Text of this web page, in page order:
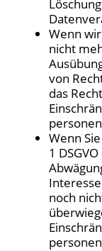
Wenn
nicht
von
das
Wenn
1
noch